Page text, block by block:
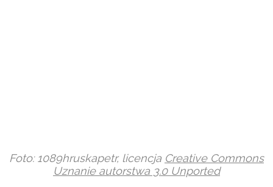
Foto: 1089hruskapetr, licencja Creative Commons
Uznanie autorstwa 3.0 Unported